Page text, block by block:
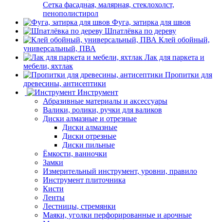
Сетка фасадная, малярная, стеклохолст,
пенополистирол
Фуга, затирка для швов
Шпатлёвка по дереву
Клей обойный,
универсальный, ПВА
Лак для паркета и
мебели, яхтлак
Пропитки для
древесины, антисептики
Инструмент
Абразивные материалы и аксессуары
Валики, ролики, ручки для валиков
Диски алмазные и отрезные
Диски алмазные
Диски отрезные
Диски пильные
Ёмкости, ванночки
Замки
Измерительный инструмент, уровни, правило
Инструмент плиточника
Кисти
Ленты
Лестницы, стремянки
Маяки, уголки перфорированные и арочные